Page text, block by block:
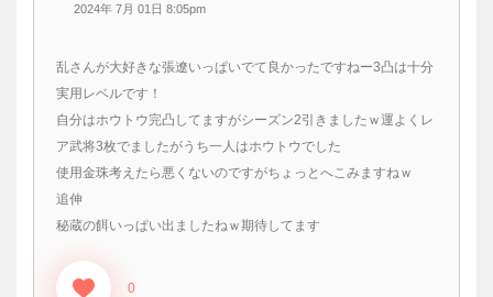
2024年 7月 01日 8:05pm
乱さんが大好きな張遼いっぱいでて良かったですねー3凸は十分
実用レベルです！
自分はホウトウ完凸してますがシーズン2引きましたｗ運よくレ
ア武将3枚でましたがうち一人はホウトウでした
使用金珠考えたら悪くないのですがちょっとへこみますねｗ
追伸
秘蔵の餌いっぱい出ましたねｗ期待してます
0